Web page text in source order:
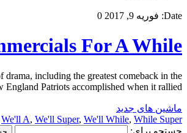
Date: فوریه 9, 2017 0
For A While
including the greatest comeback in the
Patriots accomplished when it rallied […]
ماشین های جدید
We'll A, We'll Super, We'll While, While Super
جستجو برای: